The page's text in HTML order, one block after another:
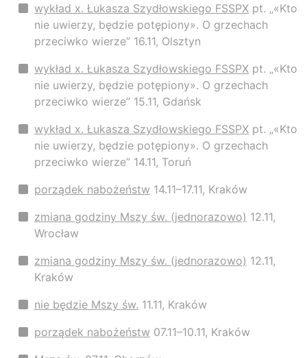
wykład x. Łukasza Szydłowskiego FSSPX pt. „«Kto
nie uwierzy, będzie potępiony». O grzechach
przeciwko wierze” 16.11, Olsztyn
wykład x. Łukasza Szydłowskiego FSSPX pt. „«Kto
nie uwierzy, będzie potępiony». O grzechach
przeciwko wierze” 15.11, Gdańsk
wykład x. Łukasza Szydłowskiego FSSPX pt. „«Kto
nie uwierzy, będzie potępiony». O grzechach
przeciwko wierze” 14.11, Toruń
porządek nabożeństw 14.11–17.11, Kraków
zmiana godziny Mszy św. (jednorazowo) 12.11,
Wrocław
zmiana godziny Mszy św. (jednorazowo) 12.11,
Kraków
nie będzie Mszy św. 11.11, Kraków
porządek nabożeństw 07.11–10.11, Kraków